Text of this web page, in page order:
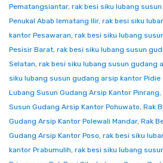
Pematangsiantar, rak besi siku lubang
Penukal Abab lematang Ilir, rak besi siku
kantor Pesawaran, rak besi siku lubang
Pesisir Barat, rak besi siku lubang susun
Selatan, rak besi siku lubang susun gudang
siku lubang susun gudang arsip kantor Pidie
Lubang Susun Gudang Arsip Kantor Pinrang,
Susun Gudang Arsip Kantor Pohuwato, Rak
Gudang Arsip Kantor Polewali Mandar, Rak
Gudang Arsip Kantor Poso, rak besi siku
kantor Prabumulih, rak besi siku lubang